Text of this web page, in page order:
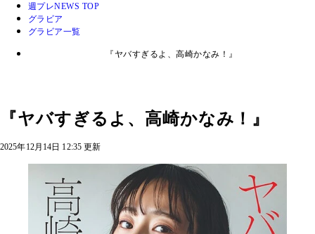
週プレNEWS TOP
グラビア
グラビア一覧
『ヤバすぎるよ、高崎かなみ！』
『ヤバすぎるよ、高崎かなみ！』
2025年12月14日 12:35 更新